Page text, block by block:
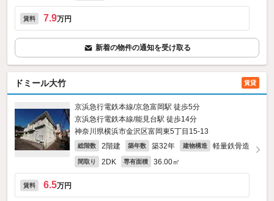
賃料 7.9万円
新着の物件の通知を受け取る
ドミール大竹 賃貸
京浜急行電鉄本線/京急富岡駅 徒歩5分
京浜急行電鉄本線/能見台駅 徒歩14分
神奈川県横浜市金沢区富岡東5丁目15-13
総階数 2階建 築年数 築32年 建物構造 軽量鉄骨造
間取り 2DK 専有面積 36.00㎡
賃料 6.5万円